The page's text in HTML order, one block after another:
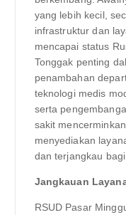
yang lebih kecil,
infrastruktur dan
mencapai status
Tonggak penting
penambahan
teknologi medis
serta
sakit
menyediakan
dan terjangkau
Jangkauan
RSUD Pasar